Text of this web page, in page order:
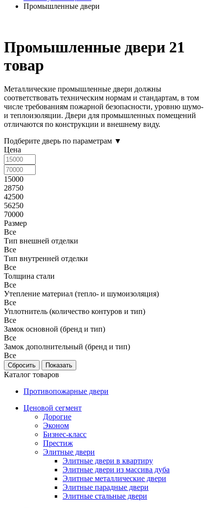
Промышленные двери
Промышленные двери 21
товар
Металлические промышленные двери должны
соответствовать техническим нормам и стандартам, в том
числе требованиям пожарной безопасности, уровню шумо-
и теплоизоляции. Двери для промышленных помещений
отличаются по конструкции и внешнему виду.
Подберите дверь по параметрам ▼
Цена
15000
28750
42500
56250
70000
Размер
Все
Тип внешней отделки
Все
Тип внутренней отделки
Все
Толщина стали
Все
Утепление материал (тепло- и шумоизоляция)
Все
Уплотнитель (количество контуров и тип)
Все
Замок основной (бренд и тип)
Все
Замок дополнительный (бренд и тип)
Все
Каталог товаров
Противопожарные двери
Ценовой сегмент
Дорогие
Эконом
Бизнес-класс
Престиж
Элитные двери
Элитные двери в квартиру
Элитные двери из массива дуба
Элитные металлические двери
Элитные парадные двери
Элитные стальные двери